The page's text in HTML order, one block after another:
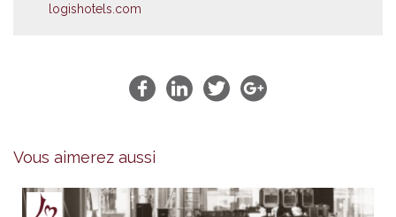
logishotels.com
Vous aimerez aussi